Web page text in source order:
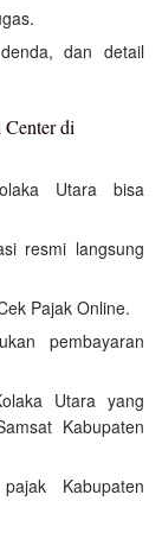
dan detail
Center di
Utara bisa
resmi langsung
Pajak Online.
pembayaran
Utara yang
Kabupaten
Kabupaten